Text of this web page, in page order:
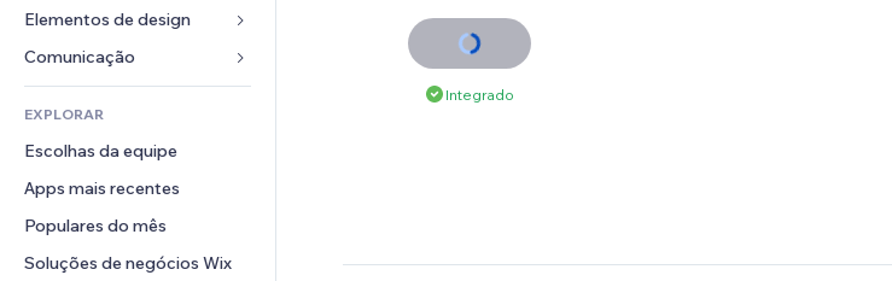
Listas do site
Email
Botões de venda
Contabilidade
Cupons e fidelidade
Soluções de armazenamento
Eventos
Restaurantes
Imobiliária
Meus agendamentos
Galeria
Músicas
Podcasts
Fotografia
Vídeo
PDF
Compartilhamento de arquivos
Notícias
Elementos de design
Mapas e navegação
Privacidade e segurança
Relógio
Templates de página
Efeitos de imagem
Botões e menus
Banners e selos
Formulários
Enquetes
Chat
Comentários
Telefone
EXPLORAR
Escolhas da equipe
Apps mais recentes
Populares do mês
Soluções de negócios Wix
Integrado